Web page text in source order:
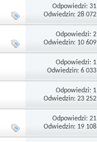
Odpowiedzi: 31
Odwiedzin: 28 072
Odpowiedzi: 2
Odwiedzin: 10 609
Odpowiedzi: 1
Odwiedzin: 6 033
Odpowiedzi: 1
Odwiedzin: 23 252
Odpowiedzi: 21
Odwiedzin: 19 108